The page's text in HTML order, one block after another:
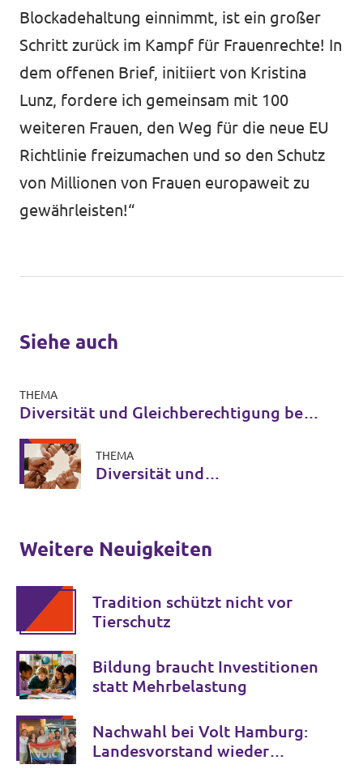
Blockadehaltung einnimmt, ist ein großer
Schritt zurück im Kampf für Frauenrechte! In
dem offenen Brief, initiiert von Kristina
Lunz, fordere ich gemeinsam mit 100
weiteren Frauen, den Weg für die neue EU
Richtlinie freizumachen und so den Schutz
von Millionen von Frauen europaweit zu
gewährleisten!“
Siehe auch
THEMA
Diversität und Gleichberechtigung bei
THEMA
Diversität und
Weitere Neuigkeiten
Tradition schützt nicht vor
Tierschutz
Bildung braucht Investitionen
statt Mehrbelastung
Nachwahl bei Volt Hamburg:
Landesvorstand wieder